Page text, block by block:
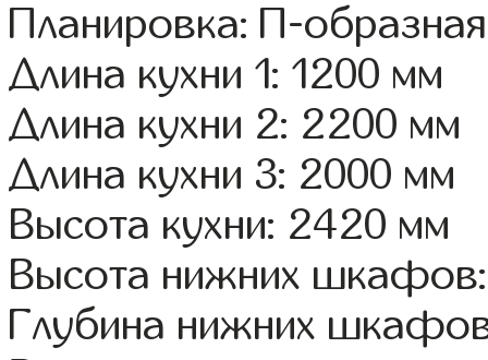
Планировка: П-образная
Длина кухни 1: 1200 мм
Длина кухни 2: 2200 мм
Длина кухни 3: 2000 мм
Высота кухни: 2420 мм
Высота нижних
Глубина нижних